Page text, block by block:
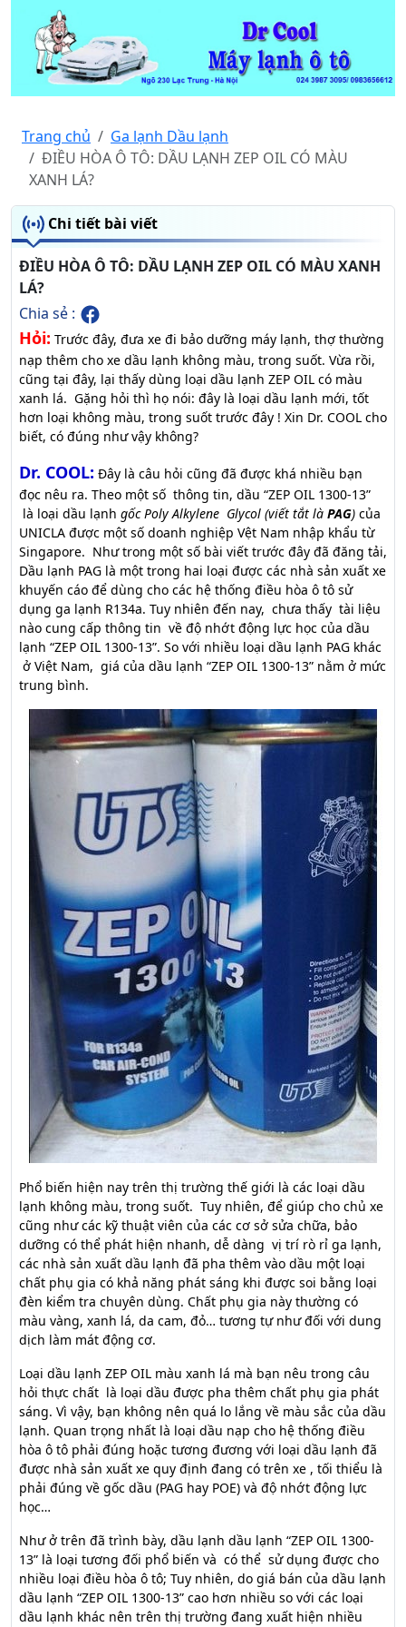
Trang chủ
Ga lạnh Dầu lạnh
ĐIỀU HÒA Ô TÔ: DẦU LẠNH ZEP OIL CÓ MÀU
XANH LÁ?
Chi tiết bài viết
ĐIỀU HÒA Ô TÔ: DẦU LẠNH ZEP OIL CÓ MÀU XANH
LÁ?
Chia sẻ :
Hỏi: Trước đây, đưa xe đi bảo dưỡng máy lạnh, thợ thường
nạp thêm cho xe dầu lạnh không màu, trong suốt. Vừa rồi,
cũng tại đây, lại thấy dùng loại dầu lạnh ZEP OIL có màu
xanh lá. Gặng hỏi thì họ nói: đây là loại dầu lạnh mới, tốt
hơn loại không màu, trong suốt trước đây ! Xin Dr. COOL cho
biết, có đúng như vậy không?
Dr. COOL: Đây là câu hỏi cũng đã được khá nhiều bạn
đọc nêu ra. Theo một số thông tin, dầu “ZEP OIL 1300-13”
là loại dầu lạnh gốc Poly Alkylene Glycol (viết tắt là PAG) của
UNICLA được một số doanh nghiệp Vệt Nam nhập khẩu từ
Singapore. Như trong một số bài viết trước đây đã đăng tải,
Dầu lạnh PAG là một trong hai loại được các nhà sản xuất xe
khuyến cáo để dùng cho các hệ thống điều hòa ô tô sử
dụng ga lạnh R134a. Tuy nhiên đến nay, chưa thấy tài liệu
nào cung cấp thông tin về độ nhớt động lực học của dầu
lạnh “ZEP OIL 1300-13”. So với nhiều loại dầu lạnh PAG khác
ở Việt Nam, giá của dầu lạnh “ZEP OIL 1300-13” nằm ở mức
trung bình.
Phổ biến hiện nay trên thị trường thế giới là các loại dầu
lạnh không màu, trong suốt. Tuy nhiên, để giúp cho chủ xe
cũng như các kỹ thuật viên của các cơ sở sửa chữa, bảo
dưỡng có thể phát hiện nhanh, dễ dàng vị trí rò rỉ ga lạnh,
các nhà sản xuất dầu lạnh đã pha thêm vào dầu một loại
chất phụ gia có khả năng phát sáng khi được soi bằng loại
đèn kiểm tra chuyên dùng. Chất phụ gia này thường có
màu vàng, xanh lá, da cam, đỏ… tương tự như đối với dung
dịch làm mát động cơ.
Loại dầu lạnh ZEP OIL màu xanh lá mà bạn nêu trong câu
hỏi thực chất là loại dầu được pha thêm chất phụ gia phát
sáng. Vì vậy, bạn không nên quá lo lắng về màu sắc của dầu
lạnh. Quan trọng nhất là loại dầu nạp cho hệ thống điều
hòa ô tô phải đúng hoặc tương đương với loại dầu lạnh đã
được nhà sản xuất xe quy định đang có trên xe , tối thiểu là
phải đúng về gốc dầu (PAG hay POE) và độ nhớt động lực
học…
Như ở trên đã trình bày, dầu lạnh dầu lạnh “ZEP OIL 1300-
13” là loại tương đối phổ biến và có thể sử dụng được cho
nhiều loại điều hòa ô tô; Tuy nhiên, do giá bán của dầu lạnh
dầu lạnh “ZEP OIL 1300-13” cao hơn nhiều so với các loại
dầu lạnh khác nên trên thị trường đang xuất hiện nhiều